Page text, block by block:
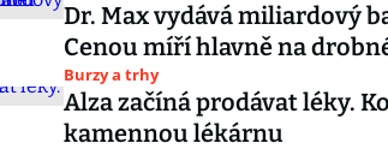
Dr. Max vydává miliardový
Cenou míří hlavně na
Burzy a trhy
Alza začíná prodávat léky.
kamennou lékárnu